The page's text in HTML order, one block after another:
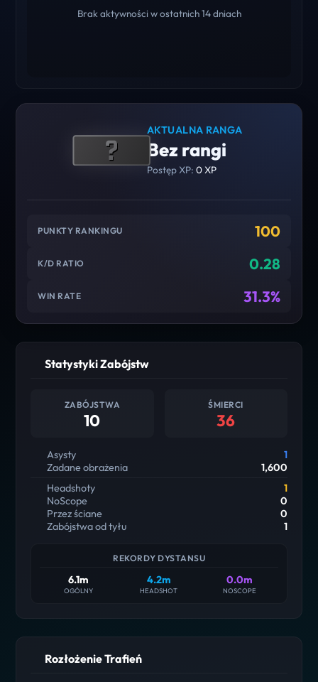
Brak aktywności w ostatnich 14 dniach
AKTUALNA RANGA
Bez rangi
Postęp XP: 0 XP
PUNKTY RANKINGU 100
K/D RATIO 0.28
WIN RATE 31.3%
Statystyki Zabójstw
ZABÓJSTWA
10
ŚMIERCI
36
Asysty
1
Zadane obrażenia
1,600
Headshoty
1
NoScope
0
Przez ściane
0
Zabójstwa od tyłu
1
REKORDY DYSTANSU
6.1m
OGÓLNY
4.2m
HEADSHOT
0.0m
NOSCOPE
Rozłożenie Trafień